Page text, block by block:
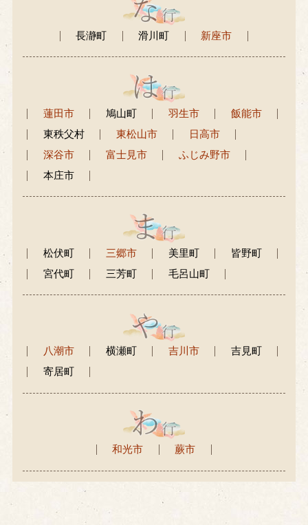
長瀞町 滑川町 新座市
蓮田市 鳩山町 羽生市
飯能市
東秩父村
東松山市
日高市
深谷市
富士見市
ふじみ野市
本庄市
松伏町 三郷市 美里町
皆野町
宮代町
三芳町 毛呂山町
八潮市 横瀬町 吉川市
吉見町
寄居町
和光市 蕨市